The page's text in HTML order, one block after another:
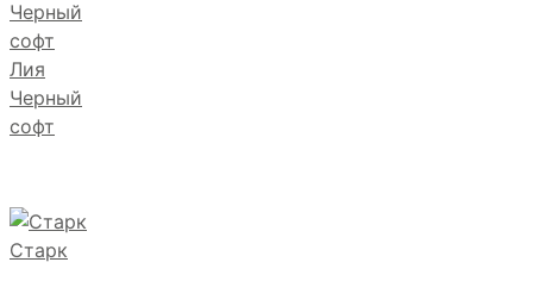
Лия
Черный
софт
Старк